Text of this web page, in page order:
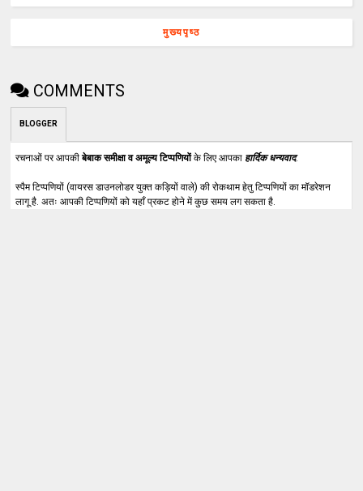
मुख्यपृष्ठ
COMMENTS
BLOGGER
रचनाओं पर आपकीबेबाक समीक्षा व अमूल्य टिप्पणियोंके लिए आपका हार्दिक धन्यवाद.
स्पैम टिप्पणियों (वायरस डाउनलोडर युक्त कड़ियों वाले) की रोकथाम हेतु टिप्पणियों का मॉडरेशन
लागू है. अतः आपकी टिप्पणियों को यहाँ प्रकट होने में कुछ समय लग सकता है.